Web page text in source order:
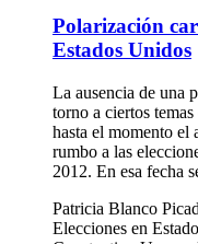
Polarización
Estados Unidos
La ausencia de una
torno a ciertos
hasta el momento el
rumbo a las
2012. En esa fecha
Patricia Blanco
Elecciones en